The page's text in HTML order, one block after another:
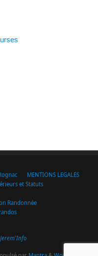
MENTIONS LEGALES
et Statuts
Randonnée
Jerem'Info